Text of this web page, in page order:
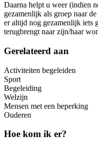
Daarna helpt u weer (indien
gezamenlijk als groep naar
er altijd nog gezamenlijk iets
terugbrengt naar zijn/haar
Gerelateerd aan
Activiteiten begeleiden
Sport
Begeleiding
Welzijn
Mensen met een beperking
Ouderen
Hoe kom ik er?